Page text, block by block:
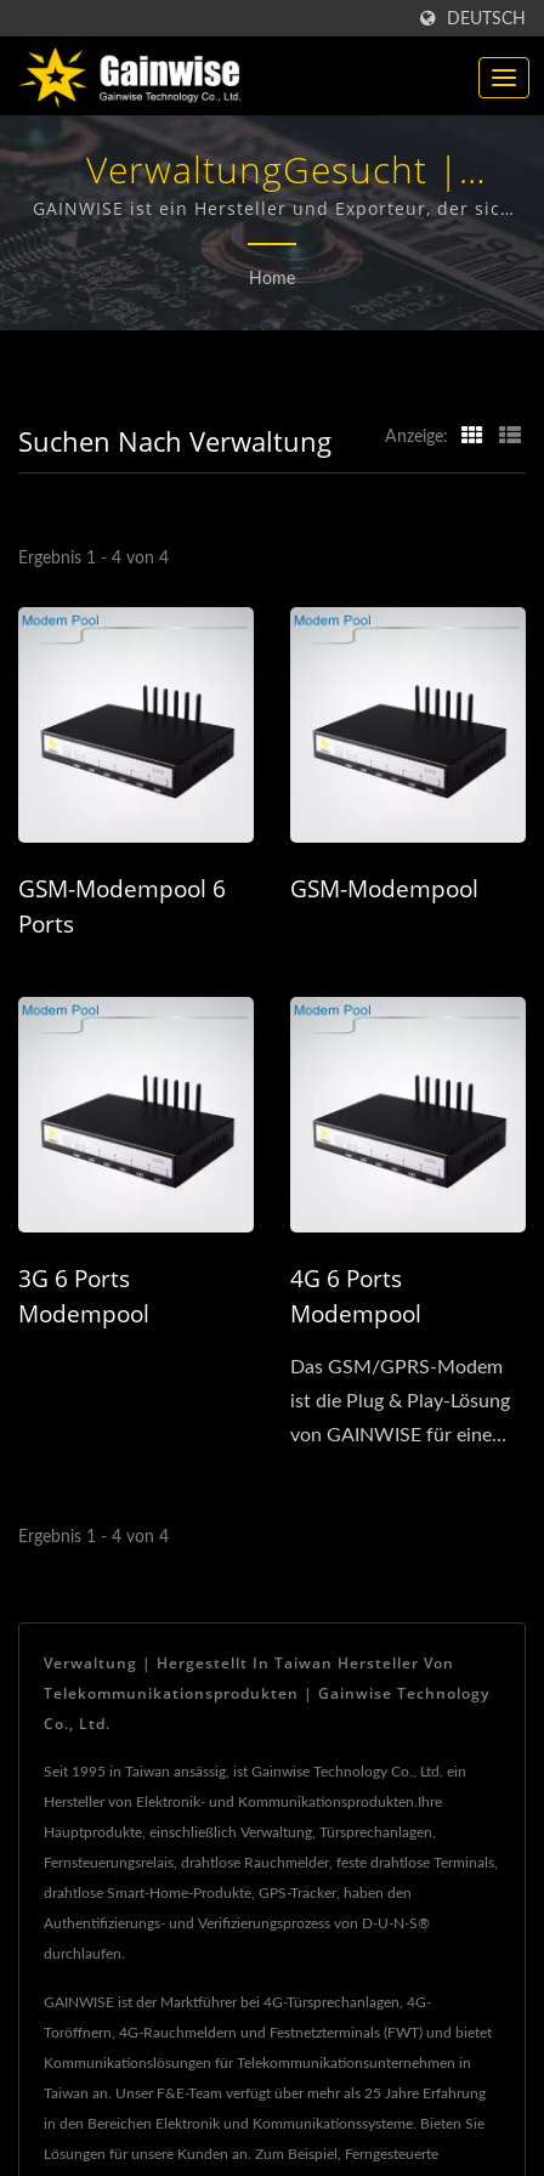
DEUTSCH
VerwaltungGesucht |
Hergestellt In Taiwan |
Hersteller Von
GAINWISE ist ein Hersteller und Exporteur, der sich
auf das Design, die Entwicklung und die Herstellung
von Festnetz-Funkterminals, 4G-Türsprechanlagen,
4G-Toröffnern und 4G-Rauchmeldern spezialisiert
hat.
Home
Suchen Nach Verwaltung Anzeige:
Ergebnis 1 - 4 von 4
GSM-Modempool 6
Ports
GSM-Modempool
3G 6 Ports
Modempool
4G 6 Ports
Modempool
Das GSM/GPRS-Modem
ist die Plug & Play-Lösung
von GAINWISE für eine
Ergebnis 1 - 4 von 4
Verwaltung | Hergestellt In Taiwan Hersteller Von
Telekommunikationsprodukten | Gainwise Technology
Co., Ltd.
Seit 1995 in Taiwan ansässig, ist Gainwise Technology Co., Ltd. ein
Hersteller von Elektronik- und Kommunikationsprodukten.Ihre
Hauptprodukte, einschließlich Verwaltung, Türsprechanlagen,
Fernsteuerungsrelais, drahtlose Rauchmelder, feste drahtlose Terminals,
drahtlose Smart-Home-Produkte, GPS-Tracker, haben den
Authentifizierungs- und Verifizierungsprozess von D-U-N-S®
durchlaufen.
GAINWISE ist der Marktführer bei 4G-Türsprechanlagen, 4G-
Toröffnern, 4G-Rauchmeldern und Festnetzterminals (FWT) und bietet
Kommunikationslösungen für Telekommunikationsunternehmen in
Taiwan an. Unser F&E-Team verfügt über mehr als 25 Jahre Erfahrung
in den Bereichen Elektronik und Kommunikationssysteme. Bieten Sie
Lösungen für unsere Kunden an. Zum Beispiel, Ferngesteuerte